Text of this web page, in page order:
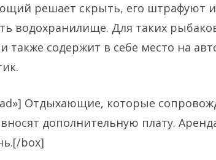
решает скрыть, его штрафуют
водохранилище. Для таких
также содержит в себе место на
Отдыхающие, которые
дополнительную плату.
box]